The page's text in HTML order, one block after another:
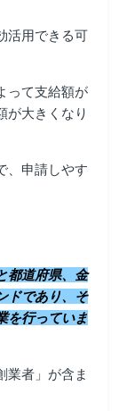
活用できる可
って支給額が
が大きくなり
、申請しやす
都道府県、金
ドであり、そ
を行っていま
業者」が含ま